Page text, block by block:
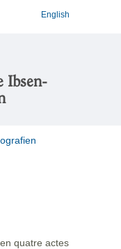
English
Ibsen-
quatre actes